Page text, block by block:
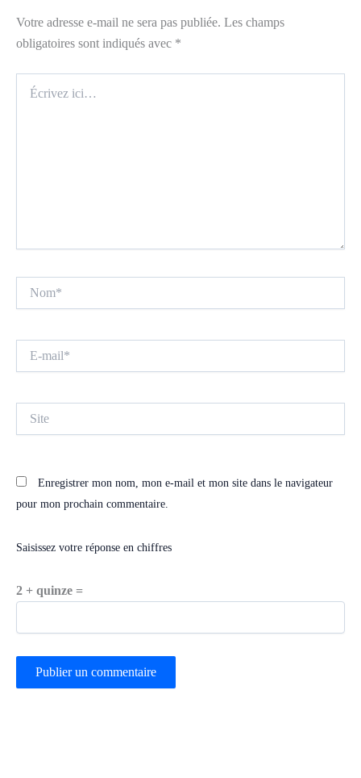
Votre adresse e-mail ne sera pas publiée. Les champs
obligatoires sont indiqués avec *
ici…
mail*
Enregistrer mon nom, mon e-mail et mon site dans le navigateur
pour mon prochain commentaire.
Saisissez votre réponse en chiffres
2 + quinze =